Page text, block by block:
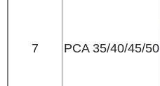
7 PCA 35/40/45/50